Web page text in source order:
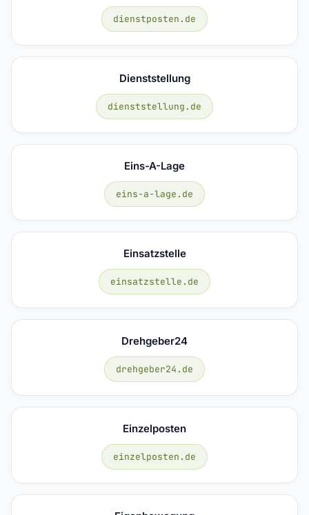
dienstposten.de
Dienststellung
dienststellung.de
Eins-A-Lage
eins-a-lage.de
Einsatzstelle
einsatzstelle.de
Drehgeber24
drehgeber24.de
Einzelposten
einzelposten.de